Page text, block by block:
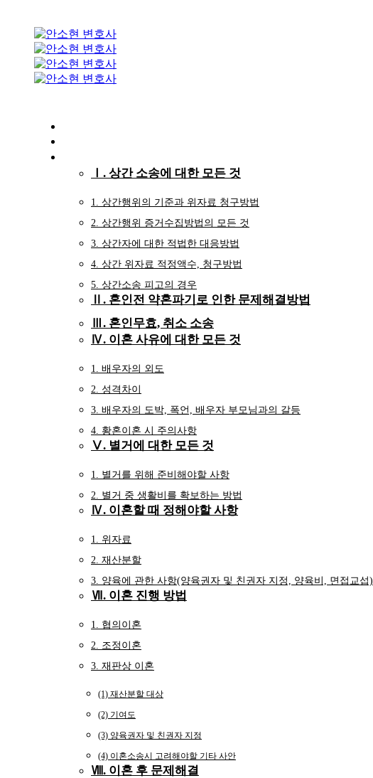
primary
navigation
Ⅰ. 상간 소송에 대한 모든 것
1. 상간행위의 기준과 위자료 청구방법
2. 상간행위 증거수집방법의 모든 것
3. 상간자에 대한 적법한 대응방법
4. 상간 위자료 적정액수, 청구방법
5. 상간소송 피고의 경우
Ⅱ. 혼인전 약혼파기로 인한 문제해결방법
Ⅲ. 혼인무효, 취소 소송
Ⅳ. 이혼 사유에 대한 모든 것
1. 배우자의 외도
2. 성격차이
3. 배우자의 도박, 폭언, 배우자 부모님과의 갈등
4. 황혼이혼 시 주의사항
Ⅴ. 별거에 대한 모든 것
1. 별거를 위해 준비해야할 사항
2. 별거 중 생활비를 확보하는 방법
Ⅳ. 이혼할 때 정해야할 사항
1. 위자료
2. 재산분할
3. 양육에 관한 사항(양육권자 및 친권자 지정, 양육비, 면접교섭)
Ⅶ. 이혼 진행 방법
1. 협의이혼
2. 조정이혼
3. 재판상 이혼
(1) 재산분할 대상
(2) 기여도
(3) 양육권자 및 친권자 지정
(4) 이혼소송시 고려해야할 기타 사안
Ⅷ. 이혼 후 문제해결